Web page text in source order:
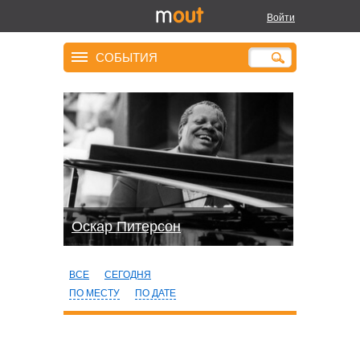
Войти
СОБЫТИЯ
Оскар Питерсон
ВСЕ
СЕГОДНЯ
ПО МЕСТУ
ПО ДАТЕ